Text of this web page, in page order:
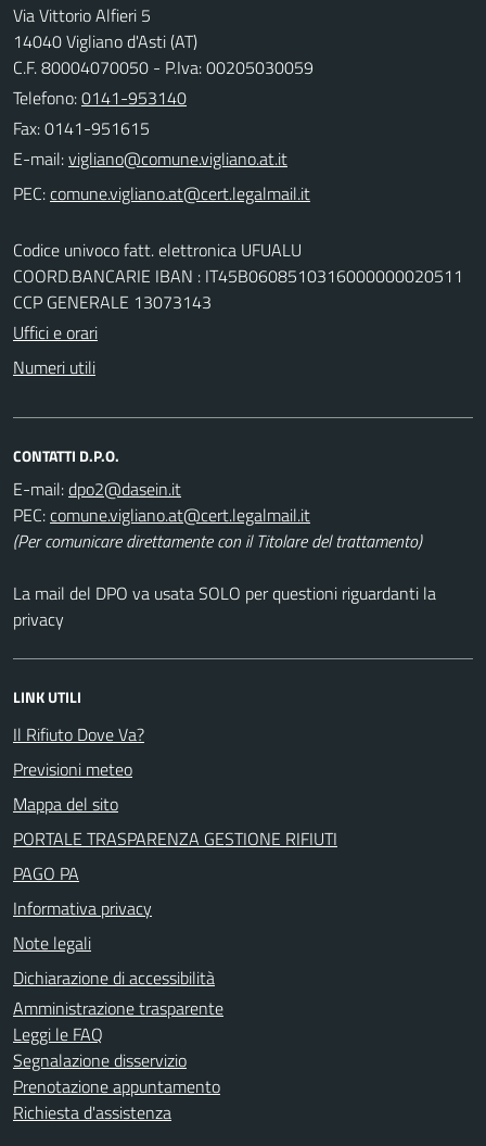
Via Vittorio Alfieri 5
14040 Vigliano d'Asti (AT)
C.F. 80004070050 - P.Iva: 00205030059
Telefono:0141-953140
Fax: 0141-951615
E-mail:
PEC:
Codice univoco fatt. elettronica UFUALU
COORD.BANCARIE IBAN : IT45B0608510316000000020511
CCP GENERALE 13073143
Uffici e orari
Numeri utili
CONTATTI D.P.O.
E-mail:
PEC:
(Per comunicare direttamente con il Titolare del trattamento)
La mail del DPO va usata SOLO per questioni riguardanti la
privacy
LINK UTILI
Il Rifiuto Dove Va?
Previsioni meteo
Mappa del sito
PORTALE TRASPARENZA GESTIONE RIFIUTI
PAGO PA
Informativa privacy
Note legali
Dichiarazione di accessibilità
Amministrazione trasparente
Leggi le FAQ
Segnalazione disservizio
Prenotazione appuntamento
Richiesta d'assistenza